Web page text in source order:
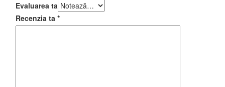
Evaluarea ta
Recenzia ta *